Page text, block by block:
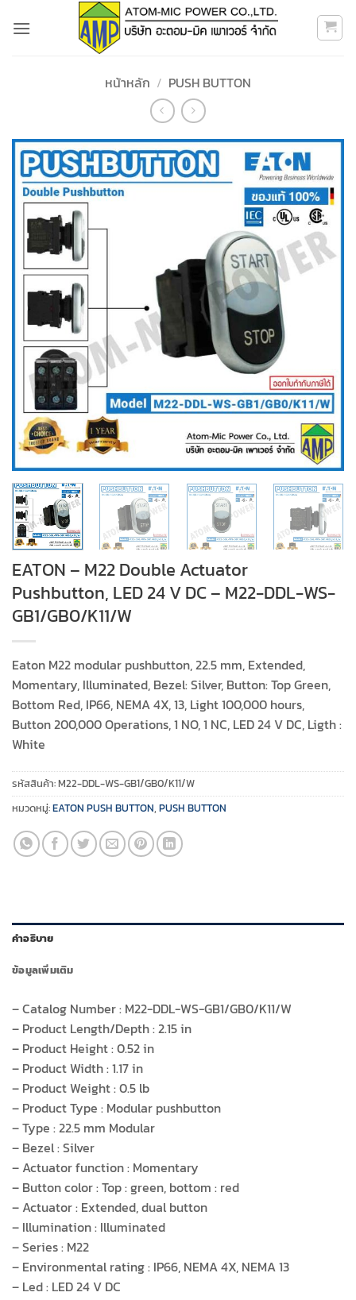
หน้าหลัก / PUSH BUTTON
EATON – M22 Double Actuator
Pushbutton, LED 24 V DC – M22-DDL-WS-
GB1/GB0/K11/W
Eaton M22 modular pushbutton, 22.5 mm, Extended,
Momentary, Illuminated, Bezel: Silver, Button: Top Green,
Bottom Red, IP66, NEMA 4X, 13, Light 100,000 hours,
Button 200,000 Operations, 1 NO, 1 NC, LED 24 V DC, Ligth :
White
รหัสสินค้า:M22-DDL-WS-GB1/GB0/K11/W
หมวดหมู่:EATON PUSH BUTTON, PUSH BUTTON
คำอธิบาย
ข้อมูลเพิ่มเติม
– Catalog Number : M22-DDL-WS-GB1/GB0/K11/W
– Product Length/Depth : 2.15 in
– Product Height : 0.52 in
– Product Width : 1.17 in
– Product Weight : 0.5 lb
– Product Type : Modular pushbutton
– Type : 22.5 mm Modular
– Bezel : Silver
– Actuator function : Momentary
– Button color : Top : green, bottom : red
– Actuator : Extended, dual button
– Illumination : Illuminated
– Series : M22
– Environmental rating : IP66, NEMA 4X, NEMA 13
– Led : LED 24 V DC